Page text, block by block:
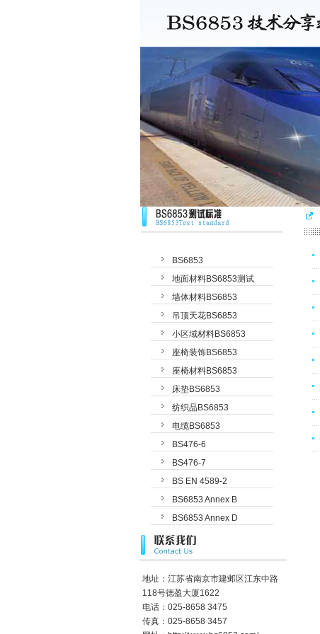
地址：江苏省南京市建邺区江东中路
118号德盈大厦1622
电话：025-8658 3475
传真：025-8658 3457
BS6853
地面材料BS6853测试
墙体材料BS6853
吊顶天花BS6853
小区域材料BS6853
座椅装饰BS6853
座椅材料BS6853
床垫BS6853
纺织品BS6853
电缆BS6853
BS476-6
BS476-7
BS EN 4589-2
BS6853 Annex B
BS6853 Annex D